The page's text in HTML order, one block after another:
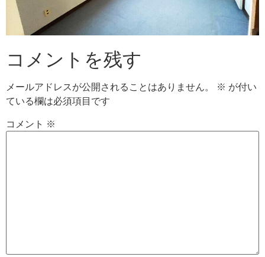
コメントを残す
メールアドレスが公開されることはありません。 ※ が付い
ている欄は必須項目です
コメント ※